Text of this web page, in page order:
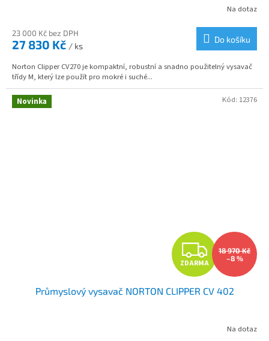
M
A
Na dotaz
23 000 Kč bez DPH
27 830 Kč / ks
Do košíku
Norton Clipper CV270 je kompaktní, robustní a snadno použitelný vysavač
třídy M, který lze použít pro mokré i suché...
Novinka
Z
D
A
ZDARMA
18 970 Kč
–8 %
Průmyslový vysavač NORTON CLIPPER CV 402
Na dotaz
Kód: 12376